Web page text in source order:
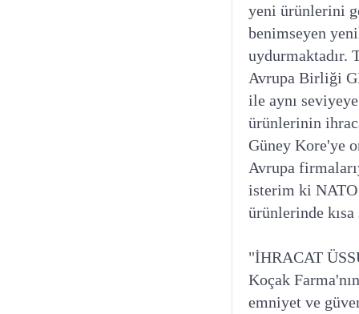
yeni ürünlerini
benimseyen
uydurmaktadır.
Avrupa Birliği
ile aynı
ürünlerinin
Güney Kore'ye
Avrupa
isterim ki
ürünlerinde
"İHRACAT
Koçak
emniyet ve